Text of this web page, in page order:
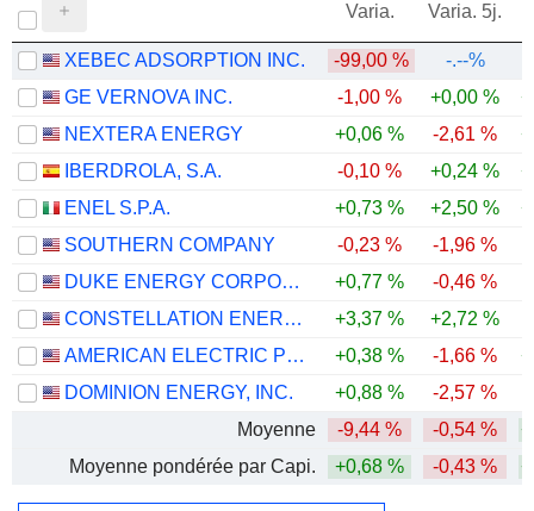
Varia. Varia. 5j.
XEBEC ADSORPTION INC. -99,00 %
-.--%
GE VERNOVA INC.
-1,00 % +0,00 %
NEXTERA ENERGY
+0,06 % -2,61 %
IBERDROLA, S.A.
-0,10 % +0,24 %
ENEL S.P.A.
+0,73 % +2,50 %
SOUTHERN COMPANY
-0,23 % -1,96 %
DUKE ENERGY CORPORATION
+0,77 % -0,46 %
CONSTELLATION ENERGY CORPORATION
+3,37 % +2,72 %
AMERICAN ELECTRIC POWER COMPANY, INC.
+0,38 % -1,66 %
DOMINION ENERGY, INC.
+0,88 % -2,57 %
Moyenne
-9,44 % -0,54 %
Moyenne pondérée par Capi.
+0,68 % -0,43 %